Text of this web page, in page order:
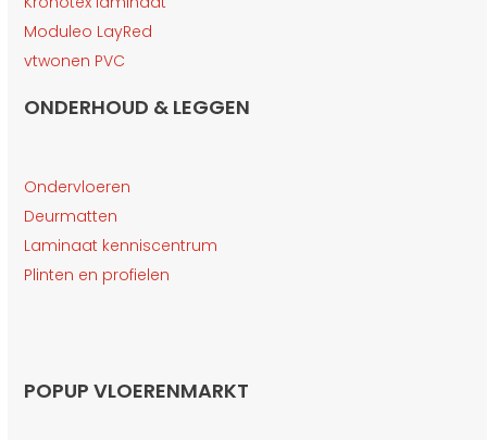
Moduleo LayRed
vtwonen PVC
ONDERHOUD & LEGGEN
Ondervloeren
Deurmatten
Laminaat kenniscentrum
Plinten en profielen
POPUP VLOERENMARKT